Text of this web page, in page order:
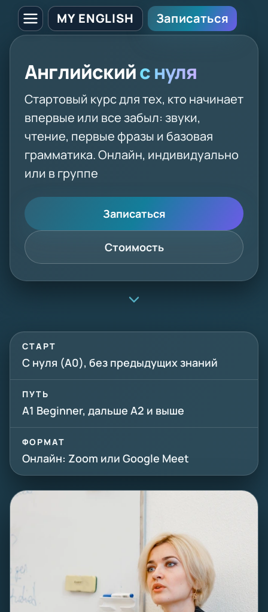
MY ENGLISH Записаться
Английскийс нуля
Стартовый курс для тех, кто начинает
впервые или все забыл: звуки,
чтение, первые фразы и базовая
грамматика. Онлайн, индивидуально
или в группе
Записаться
Стоимость
СТАРТ
С нуля (A0), без предыдущих знаний
ПУТЬ
A1 Beginner, дальше A2 и выше
ФОРМАТ
Онлайн: Zoom или Google Meet